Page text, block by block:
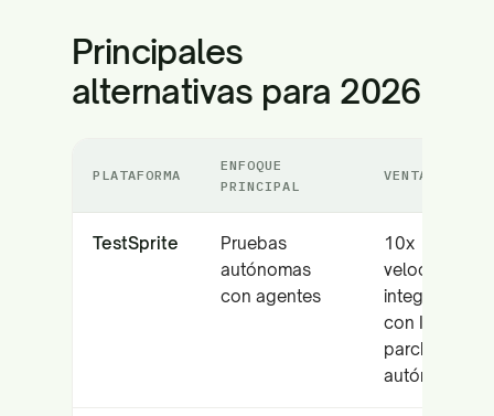
Principales
alternativas para 2026
PLATAFORMA
ENFOQUE
PRINCIPAL
VENTAJA
TestSprite
Pruebas
autónomas
con agentes
10x
velocidad,
integración
con IDE,
parcheo
autónomo